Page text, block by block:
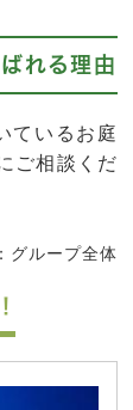
れる理由
ているお庭
ご相談くだ
グループ全体